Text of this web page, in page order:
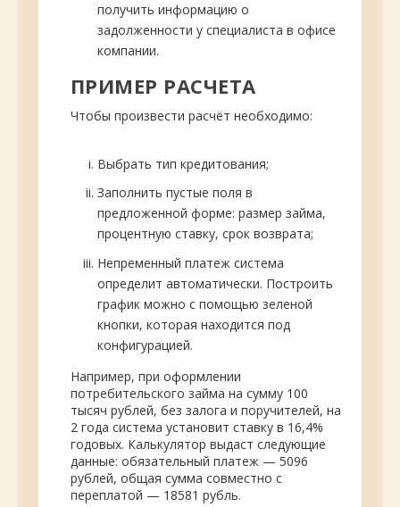
получить информацию о
задолженности у специалиста в офисе
компании.
ПРИМЕР РАСЧЕТА
Чтобы произвести расчёт необходимо:
Выбрать тип кредитования;
Заполнить пустые поля в
предложенной форме: размер займа,
процентную ставку, срок возврата;
Непременный платеж система
определит автоматически. Построить
график можно с помощью зеленой
кнопки, которая находится под
конфигурацией.
Например, при оформлении
потребительского займа на сумму 100
тысяч рублей, без залога и поручителей, на
2 года система установит ставку в 16,4%
годовых. Калькулятор выдаст следующие
данные: обязательный платеж — 5096
рублей, общая сумма совместно с
переплатой — 18581 рубль.